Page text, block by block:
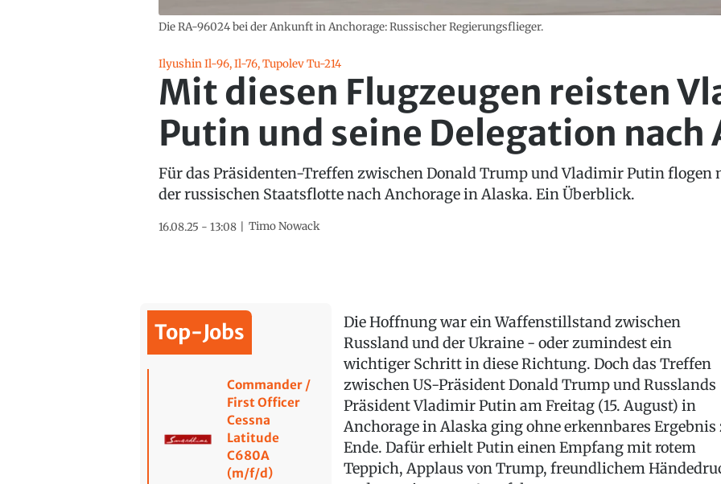
Die RA-96024 bei der Ankunft in Anchorage: Russischer Regierungsflieger.
Ilyushin Il-96, Il-76, Tupolev Tu-214
Mit diesen Flugzeugen reisten
Putin und seine Delegation nach
Für das Präsidenten-Treffen zwischen Donald Trump und Vladimir Putin flogen
der russischen Staatsflotte nach Anchorage in Alaska. Ein Überblick.
16.08.25 - 13:08 Timo Nowack
Top-Jobs
Commander /
First Officer
Cessna
Latitude
C680A
(m/f/d)
Die Hoffnung war ein Waffenstillstand zwischen
Russland und der Ukraine - oder zumindest ein
wichtiger Schritt in diese Richtung. Doch das Treffen
zwischen US-Präsident Donald Trump und Russlands
Präsident Vladimir Putin am Freitag (15. August) in
Anchorage in Alaska ging ohne erkennbares Ergebnis
Ende. Dafür erhielt Putin einen Empfang mit rotem
Teppich, Applaus von Trump, freundlichem